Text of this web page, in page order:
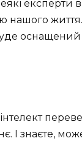
нашого
знаєте,